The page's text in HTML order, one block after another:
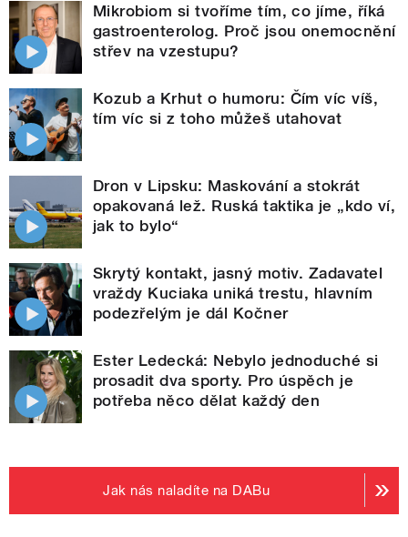
Mikrobiom si tvoříme tím, co jíme, říká
gastroenterolog. Proč jsou onemocnění
střev na vzestupu?
Kozub a Krhut o humoru: Čím víc víš,
tím víc si z toho můžeš utahovat
Dron v Lipsku: Maskování a stokrát
opakovaná lež. Ruská taktika je „kdo ví,
jak to bylo“
Skrytý kontakt, jasný motiv. Zadavatel
vraždy Kuciaka uniká trestu, hlavním
podezřelým je dál Kočner
Ester Ledecká: Nebylo jednoduché si
prosadit dva sporty. Pro úspěch je
potřeba něco dělat každý den
Jak nás naladíte na DABu